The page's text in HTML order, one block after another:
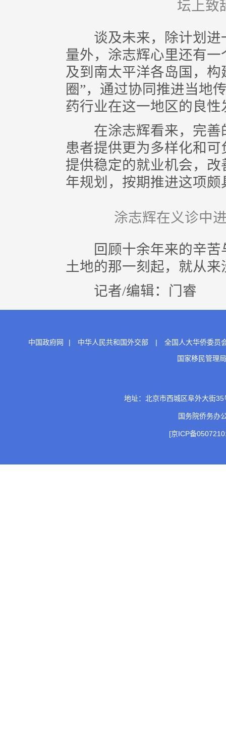
坛上致
谈及未来，除计划进
量外，涂志辉心里还有
及到南太平洋各岛国，
圈”，通过协同推进当地
药行业在这一地区的良性
在涂志辉看来，完善
患者提供更为多样化和
提供稳定的就业机会，
年规划，按期推进这项
涂志辉在义诊中
回顾十余年来的辛苦
土地的那一刻起，就从
记者/编辑：门睿
中国政府网 | 中华人民共和国外交部 |
全国人大华侨委员
国家移民管理局
地址：北京市西城区阜外大街
国务院侨务
[京ICP备